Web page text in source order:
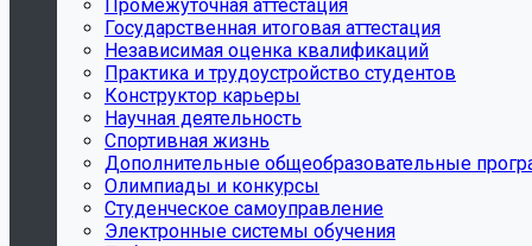
Промежуточная аттестация
Государственная итоговая аттестация
Независимая оценка квалификаций
Практика и трудоустройство студентов
Конструктор карьеры
Научная деятельность
Спортивная жизнь
Дополнительные общеобразовательные
Олимпиады и конкурсы
Студенческое самоуправление
Электронные системы обучения